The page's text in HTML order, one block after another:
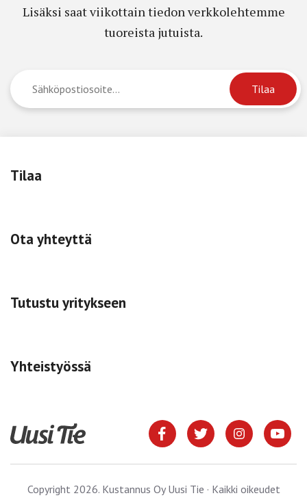
Lisäksi saat viikottain tiedon verkkolehtemme
tuoreista jutuista.
Tilaa
Ota yhteyttä
Tutustu yritykseen
Yhteistyössä
Copyright 2026. Kustannus Oy Uusi Tie · Kaikki oikeudet